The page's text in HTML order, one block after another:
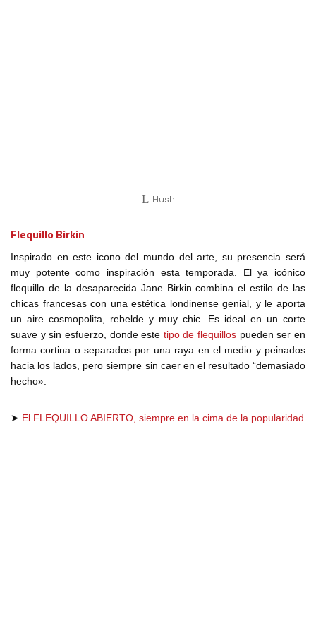
Hush
Flequillo Birkin
Inspirado en este icono del mundo del arte, su presencia será
muy potente como inspiración esta temporada. El ya icónico
flequillo de la desaparecida Jane Birkin combina el estilo de las
chicas francesas con una estética londinense genial, y le aporta
un aire cosmopolita, rebelde y muy chic. Es ideal en un corte
suave y sin esfuerzo, donde este tipo de flequillos pueden ser en
forma cortina o separados por una raya en el medio y peinados
hacia los lados, pero siempre sin caer en el resultado “demasiado
hecho».
➤ El FLEQUILLO ABIERTO, siempre en la cima de la popularidad